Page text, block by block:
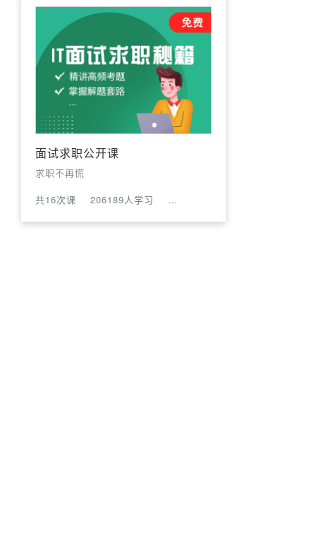
面试求职公开课
求职不再慌
共16次课
206189人学习 评论数:227